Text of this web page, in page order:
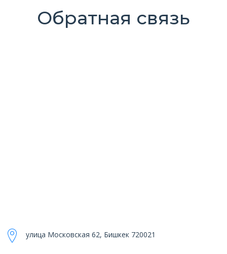
Обратная связь
улица Московская 62, Бишкек 720021